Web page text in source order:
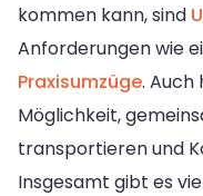
kommen kann, sind
Anforderungen wie
Praxisumzüge. Auch
Möglichkeit,
transportieren und
Insgesamt gibt es